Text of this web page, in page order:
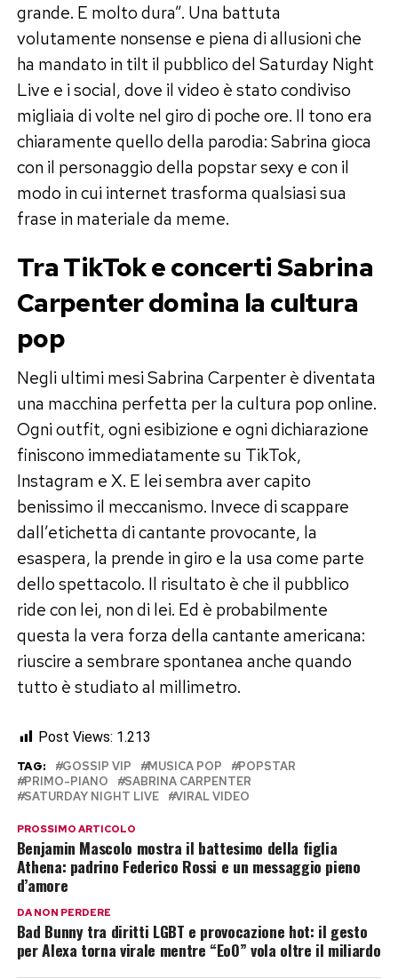
grande. E molto dura”. Una battuta
volutamente nonsense e piena di allusioni che
ha mandato in tilt il pubblico del Saturday Night
Live e i social, dove il video è stato condiviso
migliaia di volte nel giro di poche ore. Il tono era
chiaramente quello della parodia: Sabrina gioca
con il personaggio della popstar sexy e con il
modo in cui internet trasforma qualsiasi sua
frase in materiale da meme.
Tra TikTok e concerti Sabrina
Carpenter domina la cultura
pop
Negli ultimi mesi Sabrina Carpenter è diventata
una macchina perfetta per la cultura pop online.
Ogni outfit, ogni esibizione e ogni dichiarazione
finiscono immediatamente su TikTok,
Instagram e X. E lei sembra aver capito
benissimo il meccanismo. Invece di scappare
dall’etichetta di cantante provocante, la
esaspera, la prende in giro e la usa come parte
dello spettacolo. Il risultato è che il pubblico
ride con lei, non di lei. Ed è probabilmente
questa la vera forza della cantante americana:
riuscire a sembrare spontanea anche quando
tutto è studiato al millimetro.
Post Views: 1.213
TAG: GOSSIP VIP MUSICA POP
POPSTAR
PRIMO-PIANO
SABRINA CARPENTER
SATURDAY NIGHT LIVE
VIRAL VIDEO
PROSSIMO ARTICOLO
Benjamin Mascolo mostra il battesimo della figlia
Athena: padrino Federico Rossi e un messaggio pieno
d’amore
DA NON PERDERE
Bad Bunny tra diritti LGBT e provocazione hot: il gesto
per Alexa torna virale mentre “EoO” vola oltre il miliardo